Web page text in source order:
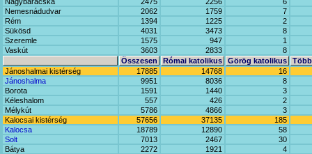
Nemesnádudvar
2062 1759
7
Rém
1394 1225
2
Sükösd
4031 3473
8
Szeremle
1575 947
1
Vaskút
3603 2833
8
Összesen
Római katolikus Görög katolikus
Jánoshalmai kistérség
17885 14768
16
Jánoshalma
9951 8036
8
Borota
1591 1440
3
Kéleshalom
557 426
2
Mélykút
5786 4866
3
Kalocsai kistérség
57656 37135
185
Kalocsa
18789 12890
58
Solt
7013 2467
30
Bátya
2272 1921
4